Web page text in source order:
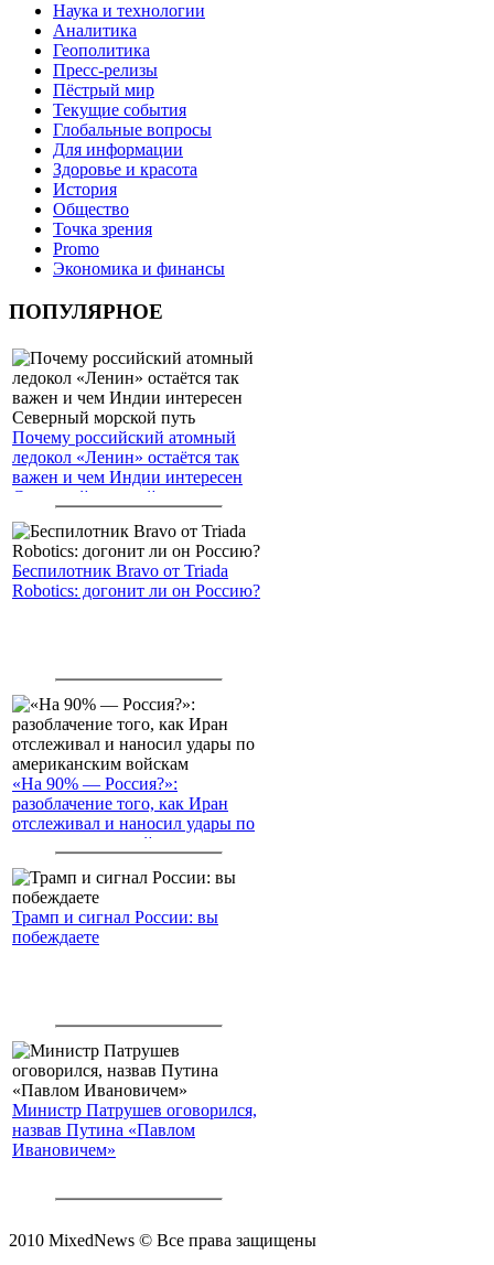
Наука и технологии
Аналитика
Геополитика
Пресс-релизы
Пёстрый мир
Текущие события
Глобальные вопросы
Для информации
Здоровье и красота
История
Общество
Точка зрения
Promo
Экономика и финансы
ПОПУЛЯРНОЕ
Почему российский атомный
ледокол «Ленин» остаётся так
важен и чем Индии интересен
Северный морской путь
Беспилотник Bravo от Triada
Robotics: догонит ли он Россию?
«На 90% — Россия?»:
разоблачение того, как Иран
отслеживал и наносил удары по
американским войскам
Трамп и сигнал России: вы
побеждаете
Министр Патрушев оговорился,
назвав Путина «Павлом
Ивановичем»
2010 MixedNews © Все права защищены